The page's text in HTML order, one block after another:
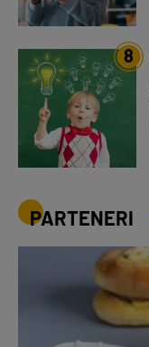
8
PARTENERI